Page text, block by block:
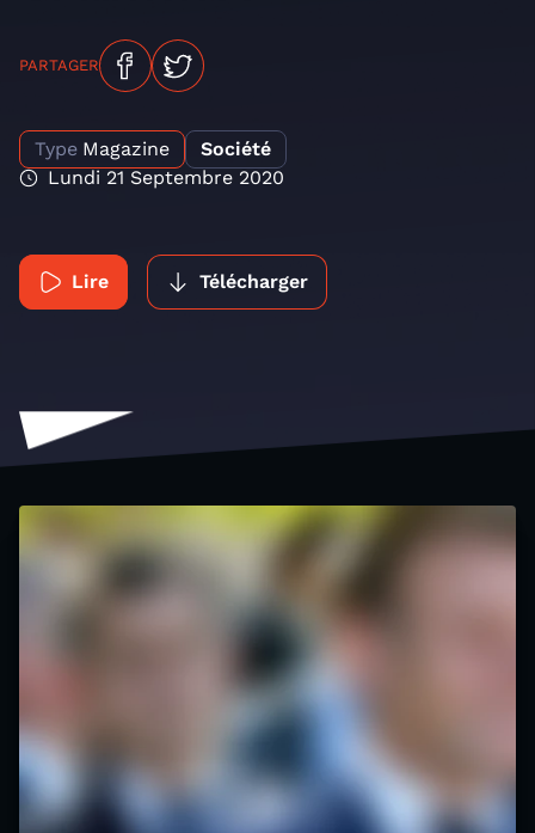
PARTAGER
Type Magazine
Société
Lundi 21 Septembre 2020
Lire Télécharger